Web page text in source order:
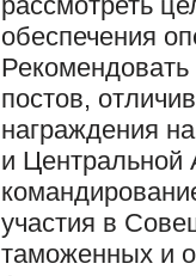
обеспечения
Рекомендовать
постов,
награждения
и Центральной
участия в
таможенных и